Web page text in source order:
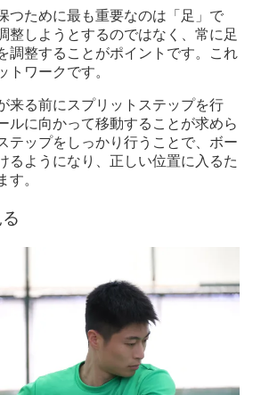
つために最も重要なのは「足」で
整しようとするのではなく、常に足
調整することがポイントです。これ
トワークです。
来る前にスプリットステップを行
ルに向かって移動することが求めら
テップをしっかり行うことで、ボー
るようになり、正しい位置に入るた
す。